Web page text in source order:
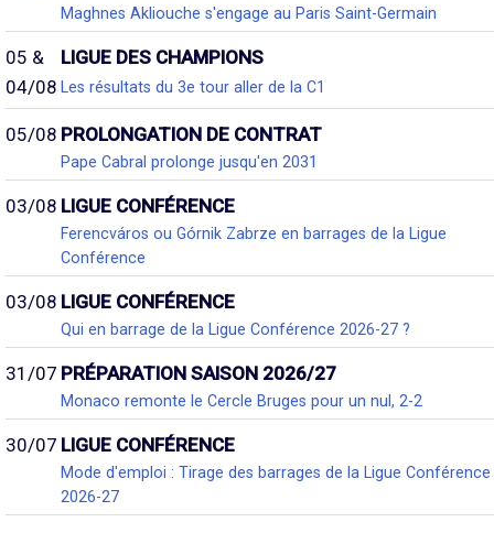
Maghnes Akliouche s'engage au Paris Saint-Germain
05 &
04/08
LIGUE DES CHAMPIONS
Les résultats du 3e tour aller de la C1
05/08 PROLONGATION DE CONTRAT
Pape Cabral prolonge jusqu'en 2031
03/08 LIGUE CONFÉRENCE
Ferencváros ou Górnik Zabrze en barrages de la Ligue
Conférence
03/08 LIGUE CONFÉRENCE
Qui en barrage de la Ligue Conférence 2026-27 ?
31/07 PRÉPARATION SAISON 2026/27
Monaco remonte le Cercle Bruges pour un nul, 2-2
30/07 LIGUE CONFÉRENCE
Mode d'emploi : Tirage des barrages de la Ligue Conférence
2026-27